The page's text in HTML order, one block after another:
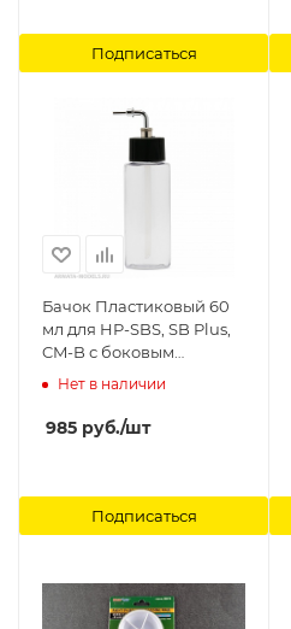
Подписаться
Бачок Пластиковый 60
мл для HP-SBS, SB Plus,
CM-B с боковым
металлическим
Anest Iwata
Нет в наличии
985 руб./шт
Подписаться